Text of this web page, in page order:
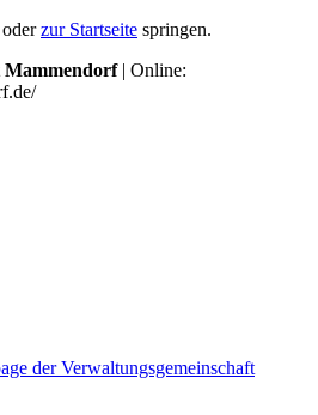
oderzur Startseite springen.
Mammendorf| Online: